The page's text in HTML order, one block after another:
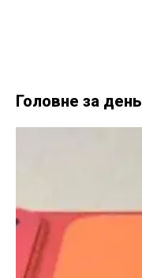
Головне за день